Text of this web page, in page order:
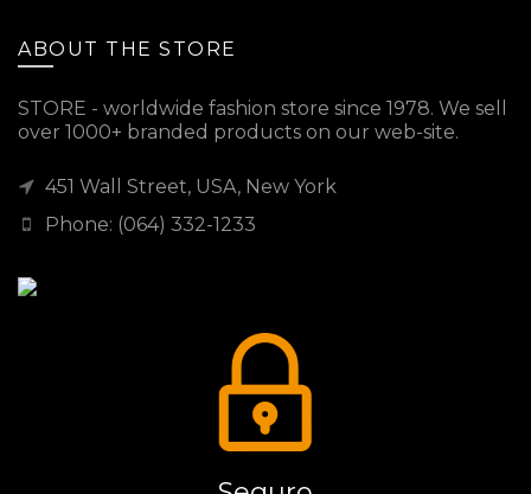
ABOUT THE STORE
STORE - worldwide fashion store since 1978. We sell
over 1000+ branded products on our web-site.
451 Wall Street, USA, New York
Phone: (064) 332-1233